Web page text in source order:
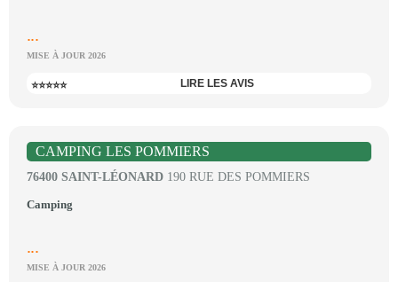
...
MISE À JOUR 2026
⭐⭐⭐⭐⭐ LIRE LES AVIS
CAMPING LES POMMIERS
76400 SAINT-LÉONARD 190 RUE DES POMMIERS
Camping
...
MISE À JOUR 2026